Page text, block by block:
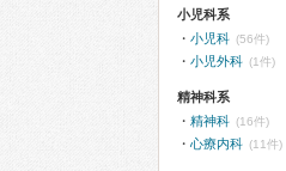
小児科系
小児科 (56件)
小児外科 (1件)
精神科系
精神科 (16件)
心療内科 (11件)